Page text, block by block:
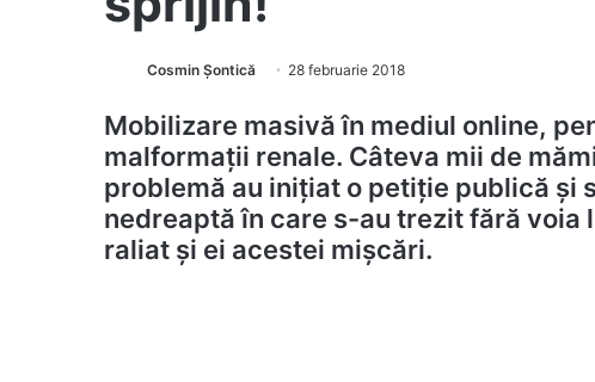
Cosmin Șontică 28 februarie 2018
Mobilizare masivă în mediul online,
malformații renale. Câteva mii de
problemă au inițiat o petiție publică și
nedreaptă în care s-au trezit fără voia
raliat și ei acestei mișcări.